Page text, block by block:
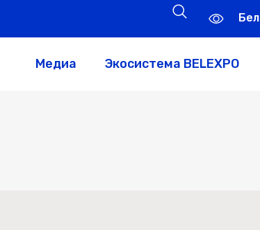
Бел
Медиа Экосистема BELEXPO